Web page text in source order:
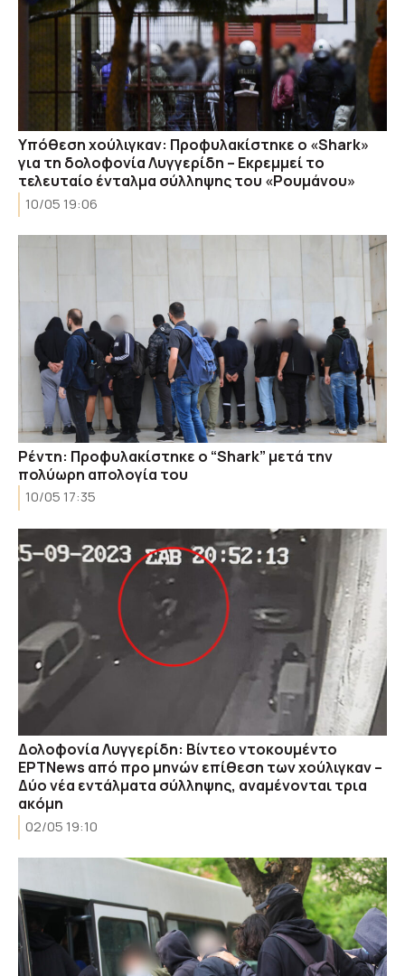
Υπόθεση χούλιγκαν: Προφυλακίστηκε ο «Shark»
για τη δολοφονία Λυγγερίδη – Εκρεμμεί το
τελευταίο ένταλμα σύλληψης του «Ρουμάνου»
10/05 19:06
Ρέντη: Προφυλακίστηκε ο “Shark” μετά την
πολύωρη απολογία του
10/05 17:35
Δολοφονία Λυγγερίδη: Βίντεο ντοκουμέντο
ΕΡΤNews από προ μηνών επίθεση των χούλιγκαν –
Δύο νέα εντάλματα σύλληψης, αναμένονται τρια
ακόμη
02/05 19:10